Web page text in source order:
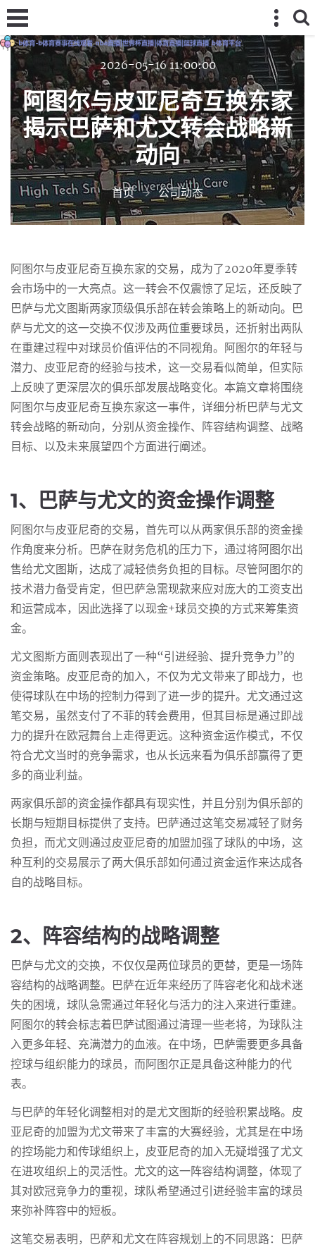
2026-05-16 11:00:00
阿图尔与皮亚尼奇互换东家
揭示巴萨和尤文转会战略新
动向
首页 公司动态
阿图尔与皮亚尼奇互换东家的交易，成为了2020年夏季转
会市场中的一大亮点。这一转会不仅震惊了足坛，还反映了
巴萨与尤文图斯两家顶级俱乐部在转会策略上的新动向。巴
萨与尤文的这一交换不仅涉及两位重要球员，还折射出两队
在重建过程中对球员价值评估的不同视角。阿图尔的年轻与
潜力、皮亚尼奇的经验与技术，这一交易看似简单，但实际
上反映了更深层次的俱乐部发展战略变化。本篇文章将围绕
阿图尔与皮亚尼奇互换东家这一事件，详细分析巴萨与尤文
转会战略的新动向，分别从资金操作、阵容结构调整、战略
目标、以及未来展望四个方面进行阐述。
1、巴萨与尤文的资金操作调整
阿图尔与皮亚尼奇的交易，首先可以从两家俱乐部的资金操
作角度来分析。巴萨在财务危机的压力下，通过将阿图尔出
售给尤文图斯，达成了减轻债务负担的目标。尽管阿图尔的
技术潜力备受肯定，但巴萨急需现款来应对庞大的工资支出
和运营成本，因此选择了以现金+球员交换的方式来筹集资
金。
尤文图斯方面则表现出了一种“引进经验、提升竞争力”的
资金策略。皮亚尼奇的加入，不仅为尤文带来了即战力，也
使得球队在中场的控制力得到了进一步的提升。尤文通过这
笔交易，虽然支付了不菲的转会费用，但其目标是通过即战
力的提升在欧冠舞台上走得更远。这种资金运作模式，不仅
符合尤文当时的竞争需求，也从长远来看为俱乐部赢得了更
多的商业利益。
两家俱乐部的资金操作都具有现实性，并且分别为俱乐部的
长期与短期目标提供了支持。巴萨通过这笔交易减轻了财务
负担，而尤文则通过皮亚尼奇的加盟加强了球队的中场，这
种互利的交易展示了两大俱乐部如何通过资金运作来达成各
自的战略目标。
2、阵容结构的战略调整
巴萨与尤文的交换，不仅仅是两位球员的更替，更是一场阵
容结构的战略调整。巴萨在近年来经历了阵容老化和战术迷
失的困境，球队急需通过年轻化与活力的注入来进行重建。
阿图尔的转会标志着巴萨试图通过清理一些老将，为球队注
入更多年轻、充满潜力的血液。在中场，巴萨需要更多具备
控球与组织能力的球员，而阿图尔正是具备这种能力的代
表。
与巴萨的年轻化调整相对的是尤文图斯的经验积累战略。皮
亚尼奇的加盟为尤文带来了丰富的大赛经验，尤其是在中场
的控场能力和传球组织上，皮亚尼奇的加入无疑增强了尤文
在进攻组织上的灵活性。尤文的这一阵容结构调整，体现了
其对欧冠竞争力的重视，球队希望通过引进经验丰富的球员
来弥补阵容中的短板。
这笔交易表明，巴萨和尤文在阵容规划上的不同思路：巴萨